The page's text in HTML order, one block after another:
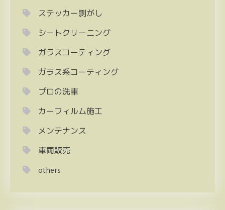
ステッカー剝がし
シートクリーニング
ガラスコーティング
ガラス系コーティング
プロの洗車
カーフィルム施工
メンテナンス
車両販売
others